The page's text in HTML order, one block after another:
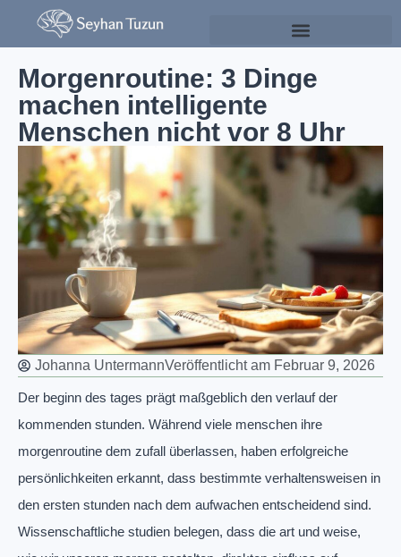
Morgenroutine: 3 Dinge
machen intelligente
Menschen nicht vor 8 Uhr
Johanna UntermannVeröffentlicht am Februar 9, 2026
Der beginn des tages prägt maßgeblich den verlauf der
kommenden stunden. Während viele menschen ihre
morgenroutine dem zufall überlassen, haben erfolgreiche
persönlichkeiten erkannt, dass bestimmte verhaltensweisen in
den ersten stunden nach dem aufwachen entscheidend sind.
Wissenschaftliche studien belegen, dass die art und weise,